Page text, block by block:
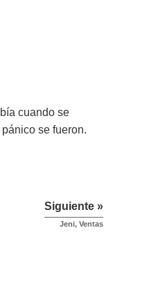
cuando se
se fueron.
Siguiente »
Jeni, Ventas